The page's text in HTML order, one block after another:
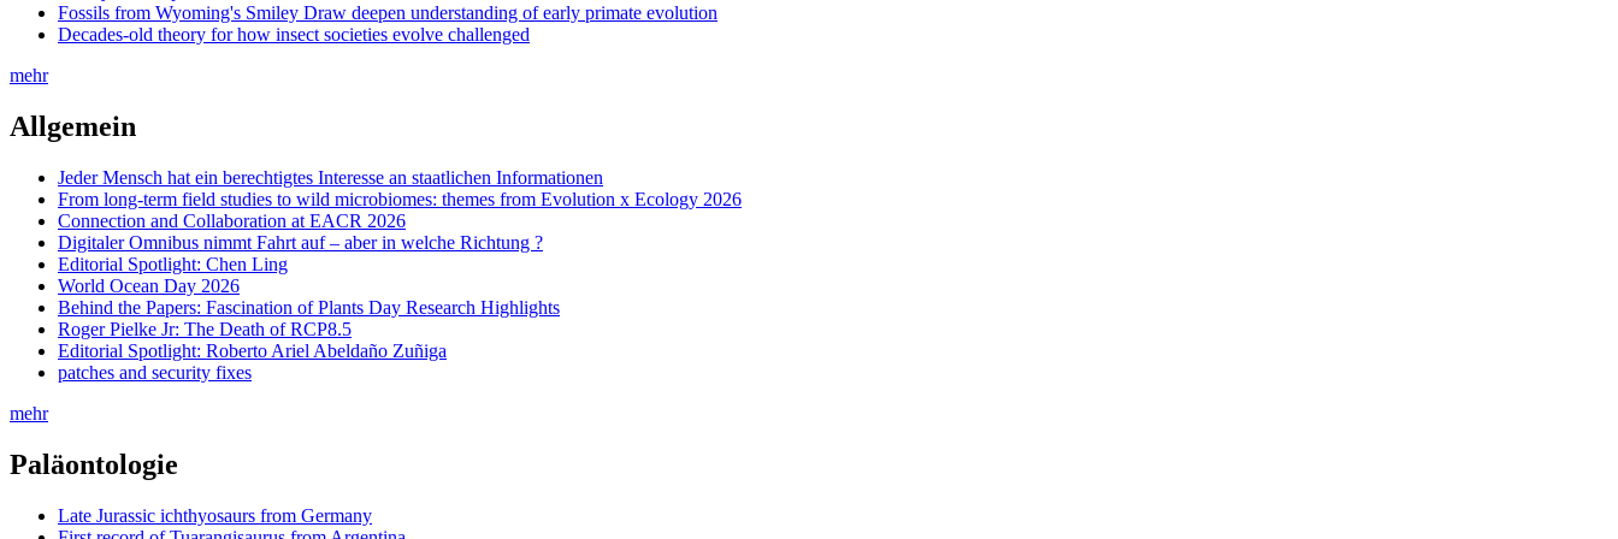
Fossils from Wyoming's Smiley Draw deepen understanding of early primate evolution
Decades-old theory for how insect societies evolve challenged
mehr
Allgemein
Jeder Mensch hat ein berechtigtes Interesse an staatlichen Informationen
From long-term field studies to wild microbiomes: themes from Evolution x Ecology 2026
Connection and Collaboration at EACR 2026
Digitaler Omnibus nimmt Fahrt auf – aber in welche Richtung ?
Editorial Spotlight: Chen Ling
World Ocean Day 2026
Behind the Papers: Fascination of Plants Day Research Highlights
Roger Pielke Jr: The Death of RCP8.5
Editorial Spotlight: Roberto Ariel Abeldaño Zuñiga
patches and security fixes
mehr
Paläontologie
Late Jurassic ichthyosaurs from Germany